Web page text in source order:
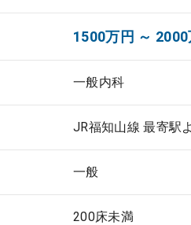
1500万円 ～
一般内科
JR福知山線 最寄駅
一般
200床未満